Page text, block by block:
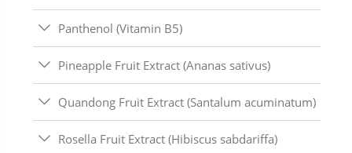
Panthenol (Vitamin B5)
Pineapple Fruit Extract (Ananas sativus)
Quandong Fruit Extract (Santalum acuminatum)
Rosella Fruit Extract (Hibiscus sabdariffa)